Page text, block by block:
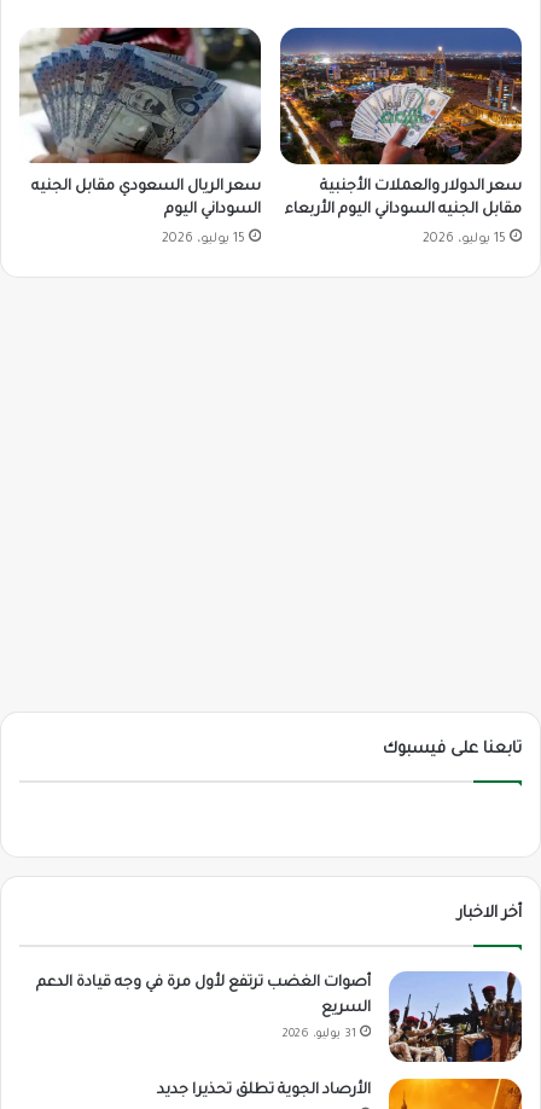
سعر الدولار والعملات الأجنبية
مقابل الجنيه السوداني اليوم الأربعاء
15 يوليو، 2026
سعر الريال السعودي مقابل الجنيه
السوداني اليوم
15 يوليو، 2026
تابعنا على فيسبوك
أخر الاخبار
أصوات الغضب ترتفع لأول مرة في وجه قيادة الدعم
السريع
31 يوليو، 2026
الأرصاد الجوية تطلق تحذيرا جديد